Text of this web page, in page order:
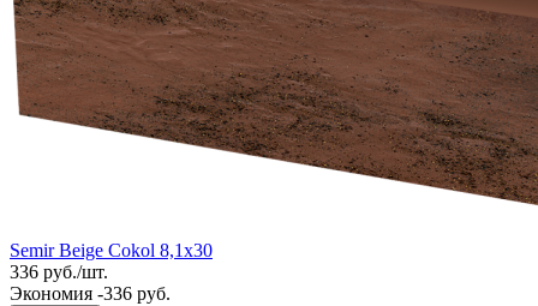
Semir Beige Cokol 8,1x30
336 руб./шт.
Экономия -336 руб.